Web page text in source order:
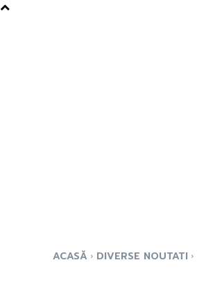
ACASĂ DIVERSE NOUTATI